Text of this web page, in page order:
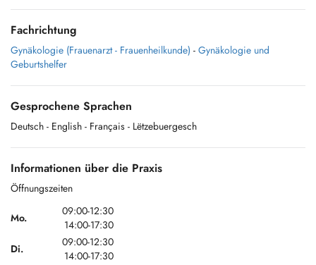
Fachrichtung
Gynäkologie (Frauenarzt - Frauenheilkunde) - Gynäkologie und
Geburtshelfer
Gesprochene Sprachen
Deutsch - English - Français - Lëtzebuergesch
Informationen über die Praxis
Öffnungszeiten
Mo.
09:00-12:30
14:00-17:30
Di.
09:00-12:30
14:00-17:30